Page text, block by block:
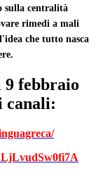
sulla centralità
rimedi a mali
che tutto nasca
9 febbraio
canali: